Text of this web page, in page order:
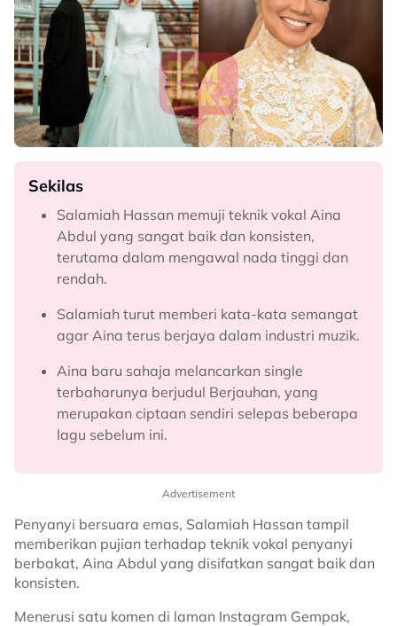
Sekilas
Salamiah Hassan memuji teknik vokal Aina
Abdul yang sangat baik dan konsisten,
terutama dalam mengawal nada tinggi dan
rendah.
Salamiah turut memberi kata-kata semangat
agar Aina terus berjaya dalam industri muzik.
Aina baru sahaja melancarkan single
terbaharunya berjudul Berjauhan, yang
merupakan ciptaan sendiri selepas beberapa
lagu sebelum ini.
Advertisement
Penyanyi bersuara emas, Salamiah Hassan tampil
memberikan pujian terhadap teknik vokal penyanyi
berbakat, Aina Abdul yang disifatkan sangat baik dan
konsisten.
Menerusi satu komen di laman Instagram Gempak,